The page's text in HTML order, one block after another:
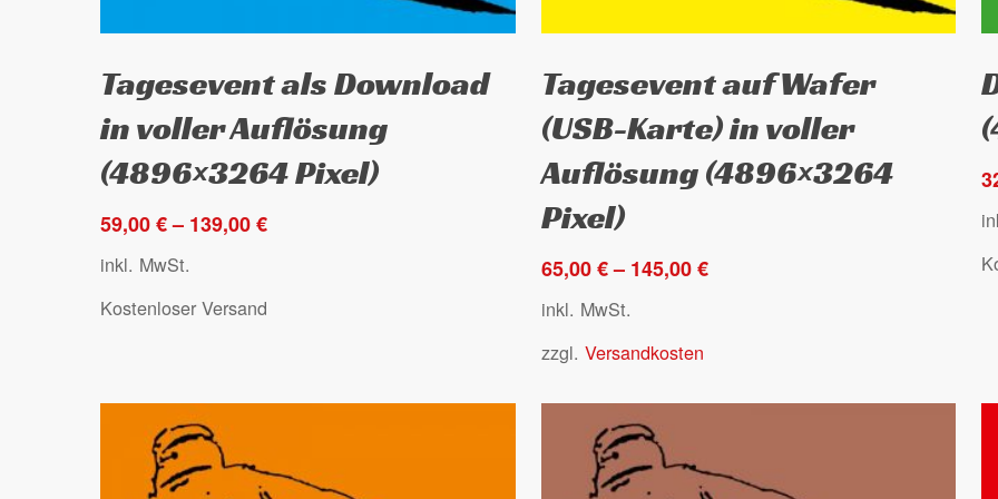
Produkt
weist
mehrere
Varianten
Die
Optionen
können
gewählt
werden
Tagesevent als Download
in voller Auflösung
(4896×3264 Pixel)
59,00€– 139,00€
inkl. MwSt.
Kostenloser Versand
Produkt
weist
mehrere
Varianten
auf.
Die
Optionen
können
der
gewählt
werden
Tagesevent auf Wafer
(USB-Karte) in voller
Auflösung (4896×3264
Pixel)
65,00€– 145,00€
inkl. MwSt.
zzgl. Versandkosten